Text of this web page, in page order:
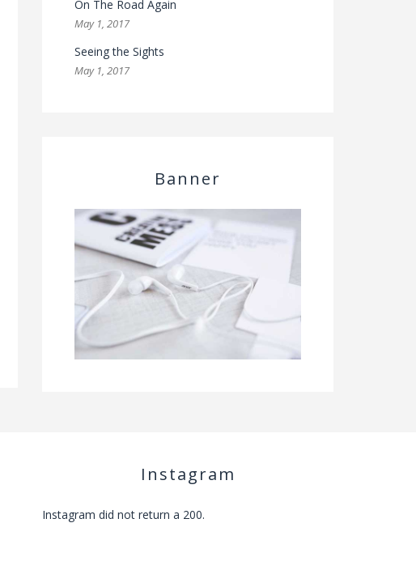
On The Road Again
May 1, 2017
Seeing the Sights
May 1, 2017
Banner
Instagram
Instagram did not return a 200.